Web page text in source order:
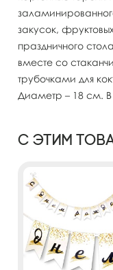
закусок,
праздничного
вместе со
трубочками для
Диаметр – 18 см.
С этим